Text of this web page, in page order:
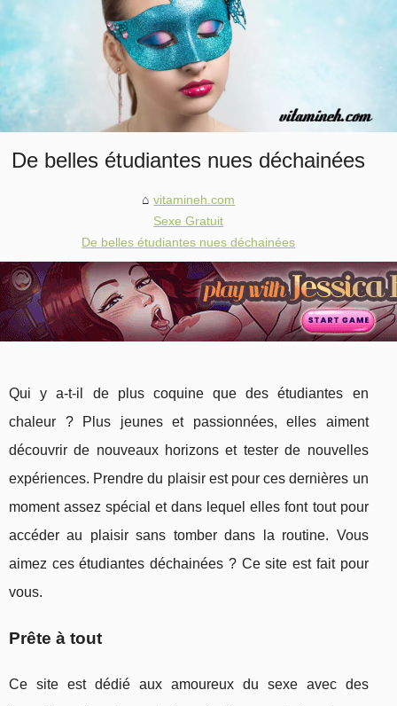
De belles étudiantes nues déchainées
vitamineh.com
Sexe Gratuit
De belles étudiantes nues déchainées
Qui y a-t-il de plus coquine que des étudiantes en
chaleur ? Plus jeunes et passionnées, elles aiment
découvrir de nouveaux horizons et tester de nouvelles
expériences. Prendre du plaisir est pour ces dernières un
moment assez spécial et dans lequel elles font tout pour
accéder au plaisir sans tomber dans la routine. Vous
aimez ces étudiantes déchainées ? Ce site est fait pour
vous.
Prête à tout
Ce site est dédié aux amoureux du sexe avec des